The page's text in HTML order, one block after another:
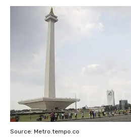
Source: Metro.tempo.co